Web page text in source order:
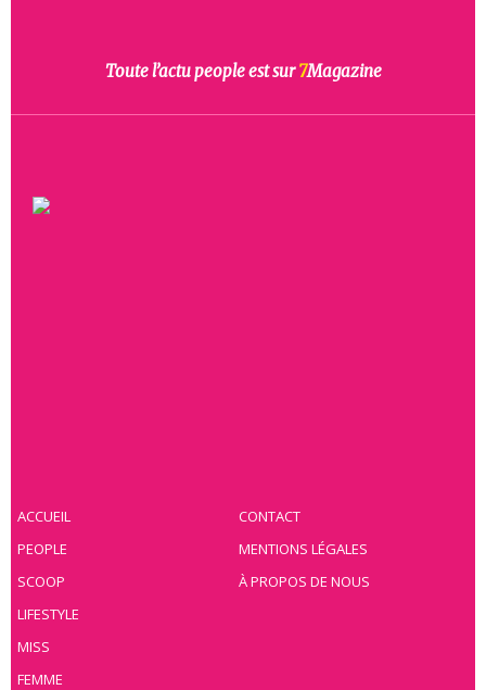
Toute l’actu people est sur7Magazine
ACCUEIL
PEOPLE
SCOOP
LIFESTYLE
MISS
FEMME
CONTACT
MENTIONS LÉGALES
À PROPOS DE NOUS